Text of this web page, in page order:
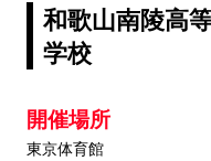
和歌山南陵高
学校
開催場所
東京体育館